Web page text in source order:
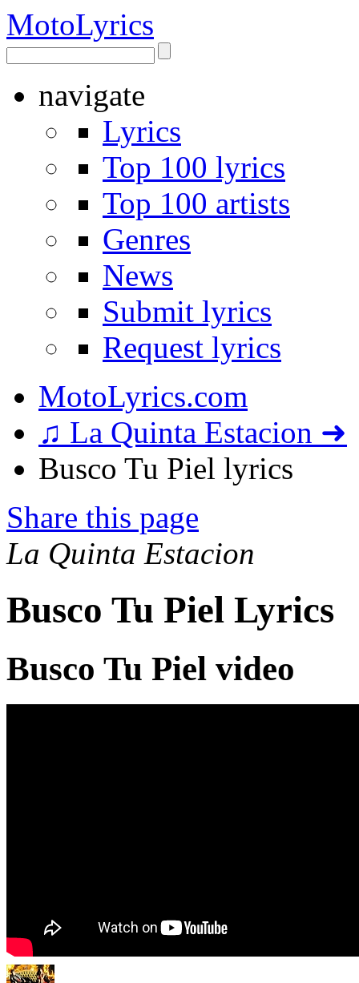
MotoLyrics
navigate
Lyrics
Top 100 lyrics
Top 100 artists
Genres
News
Submit lyrics
Request lyrics
MotoLyrics.com
♫ La Quinta Estacion ➜
Busco Tu Piel lyrics
Share this page
La Quinta Estacion
Busco Tu Piel Lyrics
Busco Tu Piel video